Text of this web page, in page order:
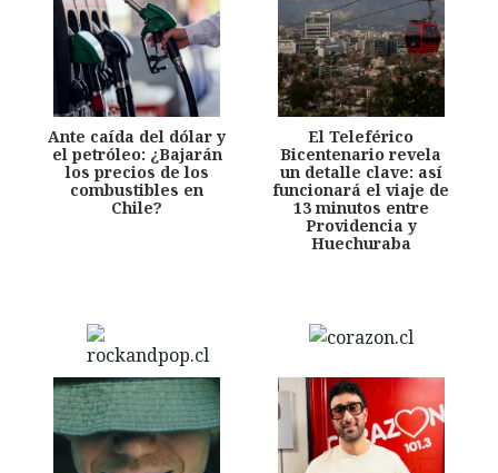
Ante caída del dólar y
el petróleo: ¿Bajarán
los precios de los
combustibles en
Chile?
El Teleférico
Bicentenario revela
un detalle clave: así
funcionará el viaje de
13 minutos entre
Providencia y
Huechuraba